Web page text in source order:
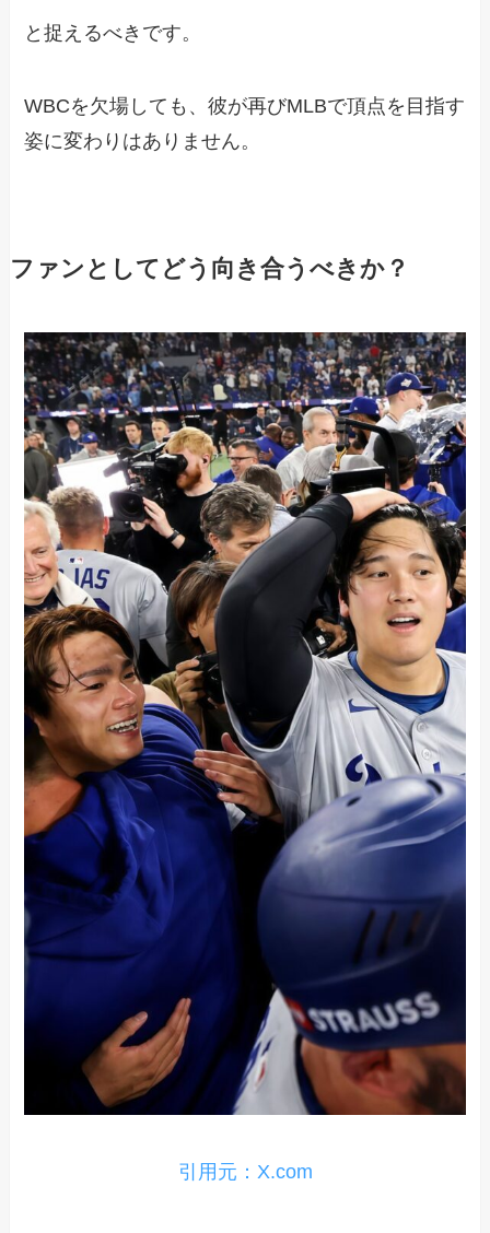
と捉えるべきです。
WBCを欠場しても、彼が再びMLBで頂点を目指す
姿に変わりはありません。
ファンとしてどう向き合うべきか？
引用元：X.com